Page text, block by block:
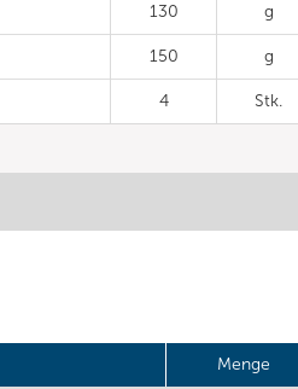
130 g
150 g
4 Stk.
Menge